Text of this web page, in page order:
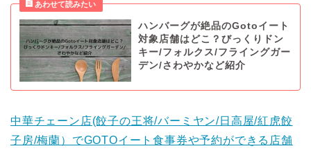
ハンバーグが絶品のGotoイート
対象店舗はどこ？びっくりドン
キー/フォルクス/フライングガー
デン/さわやかなど紹介
中華チェーン店(餃子の王将/バーミヤン/日高屋/紅虎餃
子房/梅蘭）でGOTOイート食事券や予約ができる店舗